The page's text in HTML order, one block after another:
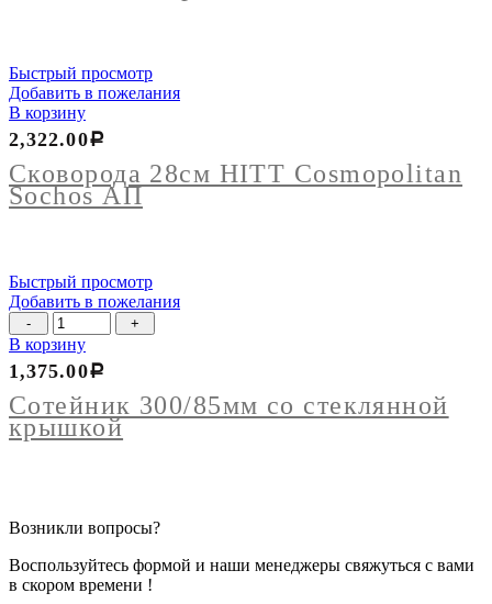
Быстрый просмотр
Добавить в пожелания
В корзину
Сковорода 28см HITT Cosmopolitan
Sochos АП
2,322.00Р
Быстрый просмотр
Добавить в пожелания
Количество
товара
Сотейник
300/85мм
со
стеклянной
крышкой
В корзину
Сотейник 300/85мм со стеклянной
крышкой
1,375.00Р
Возникли вопросы?
Воспользуйтесь формой и наши менеджеры свяжуться с вами
в скором времени !